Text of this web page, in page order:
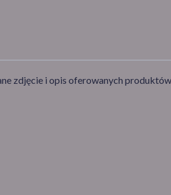
zdjęcie i opis oferowanych